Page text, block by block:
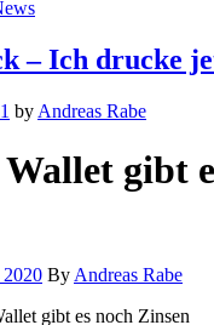
– Ich drucke
by Andreas Rabe
gibt
By Andreas Rabe